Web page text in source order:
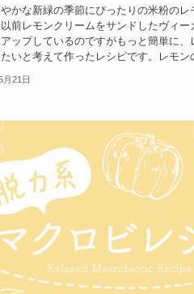
かな新緑の季節にぴったりの米粉のレ
前レモンクリームをサンドしたヴィー
ップしているのですがもっと簡単に、
いと考えて作ったレシピです。レモン
月21日